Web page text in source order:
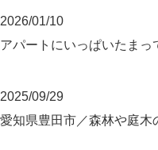
2026/01/10
アパートにいっぱいたま
2025/09/29
愛知県豊田市／森林や庭